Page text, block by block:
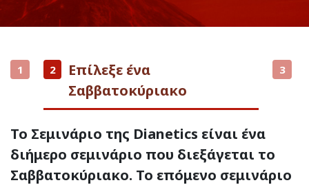
1 2
Επίλεξε ένα
Σαββατοκύριακο
3
Το Σεμινάριο της Dianetics είναι ένα
διήμερο σεμινάριο που διεξάγεται το
Σαββατοκύριακο. Το επόμενο σεμινάριο